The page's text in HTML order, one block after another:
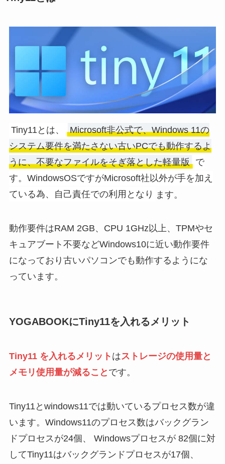
Tiny11とは、
Microsoft非公式で、Windows 11の
システム要件を満たさない古いPCでも動作するよ
うに、不要なファイルをそぎ落とした軽量版
で
す。WindowsOSですがMicrosoft社以外が手を加え
ている為、自己責任での利用となり ます。
動作要件はRAM 2GB、CPU 1GHz以上、TPMやセ
キュアブート不要などWindows10に近い動作要件
になっており古いパソコンでも動作するようにな
っています。
YOGABOOKにTiny11を入れるメリット
Tiny11 を入れるメリット はストレージの使用量と
メモリ使用量が減ること です。
Tiny11とwindows11では動いているプロセス数が違
います。Windows11のプロセス数はバックグラン
ドプロセスが24個、 Windowsプロセスが 82個に対
してTiny11はバックグランドプロセスが17個、